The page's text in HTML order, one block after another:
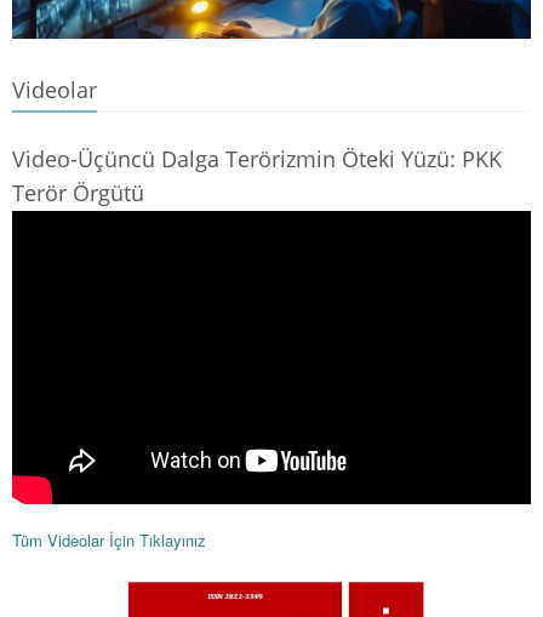
Videolar
Video-Üçüncü Dalga Terörizmin Öteki Yüzü: PKK
Terör Örgütü
Tüm Videolar İçin Tıklayınız